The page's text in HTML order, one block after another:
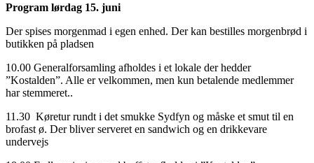
Program lørdag 15. juni
Der spises morgenmad i egen enhed. Der kan bestilles morgenbrød i
butikken på pladsen
10.00 Generalforsamling afholdes i et lokale der hedder
”Kostalden”. Alle er velkommen, men kun betalende medlemmer
har stemmeret..
11.30 Køretur rundt i det smukke Sydfyn og måske et smut til en
brofast ø. Der bliver serveret en sandwich og en drikkevare
undervejs